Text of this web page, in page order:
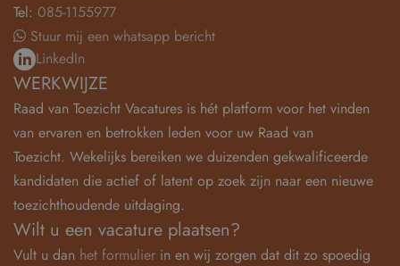
Tel: 085-1155977
Stuur mij een whatsapp bericht
LinkedIn
WERKWIJZE
Raad van Toezicht Vacatures is hét platform voor het vinden
van ervaren en betrokken leden voor uw Raad van
Toezicht. Wekelijks bereiken we duizenden gekwalificeerde
kandidaten die actief of latent op zoek zijn naar een nieuwe
toezichthoudende uitdaging.
Wilt u een vacature plaatsen?
Vult u dan het formulier in en wij zorgen dat dit zo spoedig